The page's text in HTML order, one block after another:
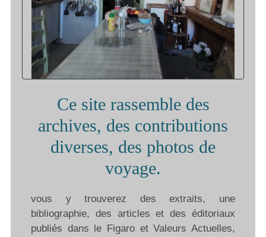
Ce site rassemble des
archives, des contributions
diverses, des photos de
voyage.
vous y trouverez des extraits, une
bibliographie, des articles et des éditoriaux
publiés dans le Figaro et Valeurs Actuelles,